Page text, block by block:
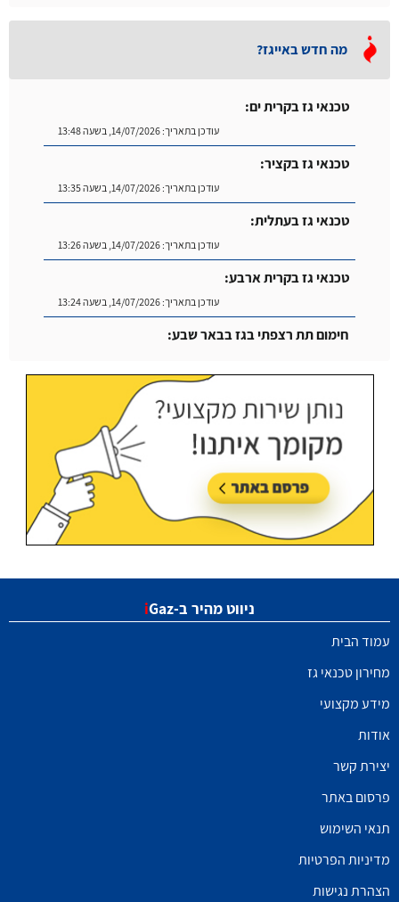
מה חדש באייגז?
טכנאי גז בקרית ים:
עודכן בתאריך:14/07/2026, בשעה 13:48
טכנאי גז בקציר:
עודכן בתאריך:14/07/2026, בשעה 13:35
טכנאי גז בעתלית:
עודכן בתאריך:14/07/2026, בשעה 13:26
טכנאי גז בקרית ארבע:
עודכן בתאריך:14/07/2026, בשעה 13:24
חימום תת רצפתי בגז בבאר שבע:
ניווט מהיר ב- iGaz
עמוד הבית
מחירון טכנאי גז
מידע מקצועי
אודות
יצירת קשר
פרסום באתר
תנאי השימוש
מדיניות הפרטיות
הצהרת נגישות